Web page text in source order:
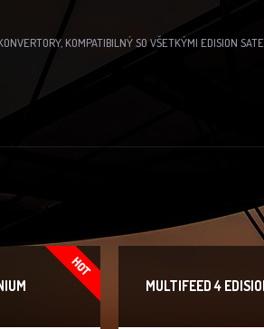
KOMPATIBILNÝ SO VŠETKÝMI EDISION
MULTIFEED 4